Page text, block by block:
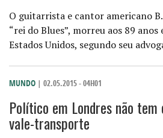
O guitarrista e cantor americano
“rei do Blues”, morreu aos 89 anos
Estados Unidos, segundo seu
MUNDO | 02.05.2015 - 04H01
Político em Londres não
vale-transporte